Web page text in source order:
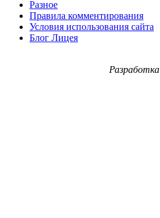
Разное
Правила комментирования
Условия использования сайта
Блог Лицея
Разработка